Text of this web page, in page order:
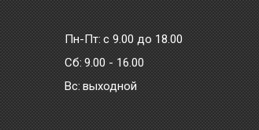
Пн-Пт:с 9.00 до 18.00
Сб: 9.00 - 16.00
Bc: выходной